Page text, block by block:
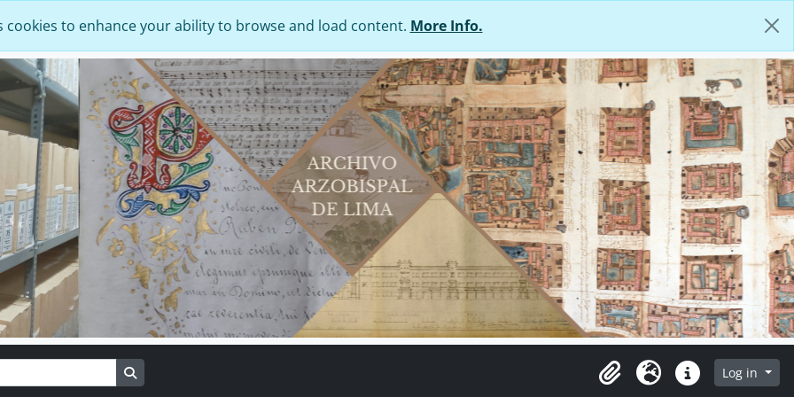
cookies to enhance your ability to browse and load content. More Info.
Search in browse page
ClipboardLanguageQuick linksLog in